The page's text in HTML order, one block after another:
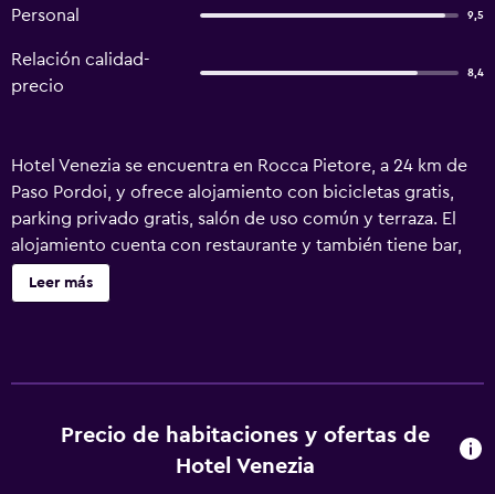
Personal 9,5
Relación calidad-
precio
8,4
Hotel Venezia se encuentra en Rocca Pietore, a 24 km de
Paso Pordoi, y ofrece alojamiento con bicicletas gratis,
parking privado gratis, salón de uso común y terraza. El
alojamiento cuenta con restaurante y también tiene bar,
sauna y centro de spa. El hotel dispone de piscina cubierta
y servicio de traslado gratuito. Las habitaciones de este
montaña. En el hotel, cada habitación incluye ropa de
cama y toallas. El desayuno está disponible e incluye
Leer más
Precio de habitaciones y ofertas de
Hotel Venezia